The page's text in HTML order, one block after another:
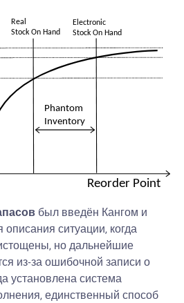
был введён Кангом и
ситуации, когда
но дальнейшие
из-за ошибочной записи о
установлена система
единственный способ